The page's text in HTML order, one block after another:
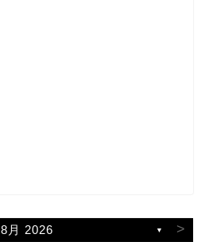
8月 2026 ▼ >